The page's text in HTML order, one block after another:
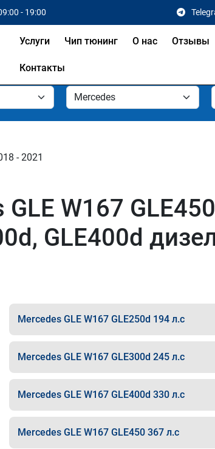
- 19:00
Услуги Чип тюнинг О нас Отзывы
Контакты
- 2021
W167
GLE400d
Mercedes GLE W167 GLE250d 194 л.с
Mercedes GLE W167 GLE300d 245 л.с
Mercedes GLE W167 GLE400d 330 л.с
Mercedes GLE W167 GLE450 367 л.с